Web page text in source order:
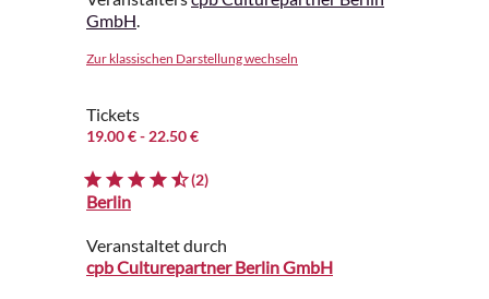
GmbH.
Zur klassischen Darstellung wechseln
Tickets
19.00 €- 22.50 €
(2)
Berlin
Veranstaltet durch
cpb Culturepartner Berlin GmbH